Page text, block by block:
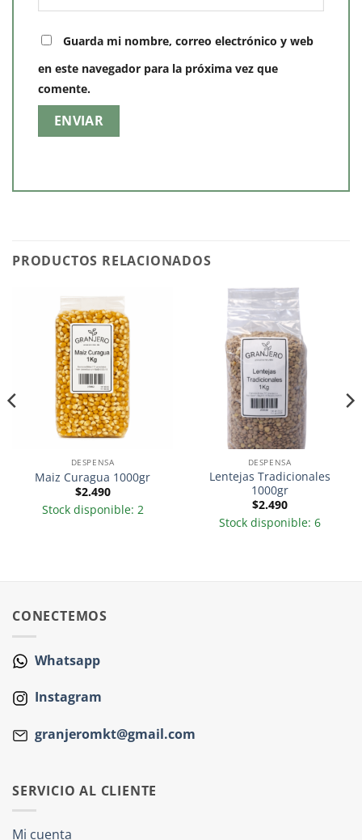
Guarda mi nombre, correo electrónico y web
en este navegador para la próxima vez que
comente.
PRODUCTOS RELACIONADOS
DESPENSA
Maiz Curagua 1000gr
$2.490
Stock disponible: 2
DESPENSA
Lentejas Tradicionales
1000gr
$2.490
Stock disponible: 6
CONECTEMOS
Whatsapp
Instagram
granjeromkt@gmail.com
SERVICIO AL CLIENTE
Mi cuenta